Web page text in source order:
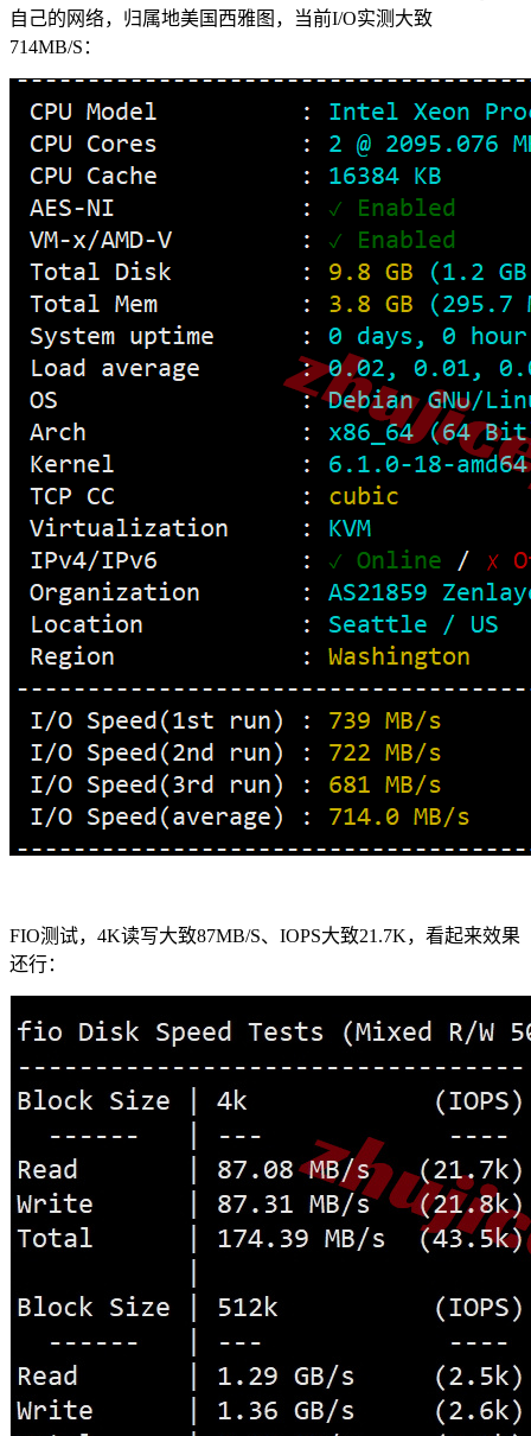
自己的网络，归属地美国西雅图，当前I/O实测大致
714MB/S：
FIO测试，4K读写大致87MB/S、IOPS大致21.7K，看起来效果
还行：